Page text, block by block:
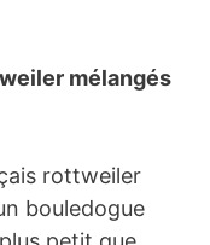
mélangés
rottweiler
bouledogue